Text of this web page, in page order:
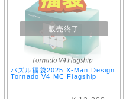
販売終了
パズル福袋2025 X-Man Design
Tornado V4 MC Flagship